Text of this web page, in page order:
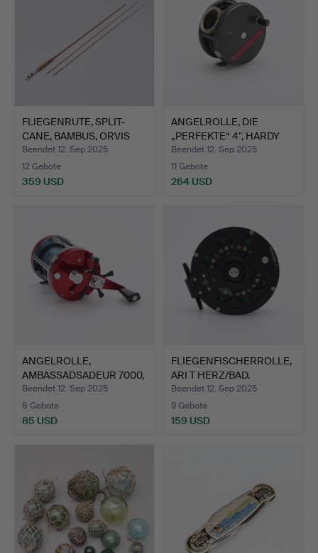
FLIEGENRUTE, SPLIT-
CANE, BAMBUS, ORVIS
MDG…
Beendet 12. Sep 2025
12 Gebote
359 USD
ANGELROLLE, DIE
„PERFEKTE“ 4", HARDY
BROS.…
Beendet 12. Sep 2025
11 Gebote
264 USD
ANGELROLLE,
AMBASSADSADEUR 7000,
ABU, SCHW…
Beendet 12. Sep 2025
8 Gebote
85 USD
FLIEGENFISCHERROLLE,
ARI T HERZ/BAD.
Beendet 12. Sep 2025
9 Gebote
159 USD